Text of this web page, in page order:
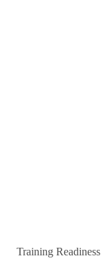
Training Readiness